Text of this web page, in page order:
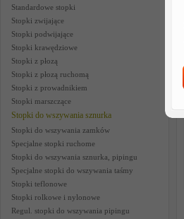
Standardowe stopki
Stopki zwijające
Stopki podwijające
Stopki krawędziowe
Stopki z płozą
Stopki z płozą ruchomą
Stopki z prowadnikiem
Stopki marszczące
Stopki do wszywania sznurka
Stopki do wszywania zamków
Specjalne stopki ruchome
Stopki do wszywania sznurka, pipingu
Specjalne stopki do wszywania taśmy
Stopki teflonowe
Stopki rolkowe i nylonowe
Regul. stopki do wszywania pipingu